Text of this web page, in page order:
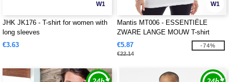
W1
JHK JK176 - T-shirt for women with
long sleeves
€3.63
W1
Mantis MT006 - ESSENTIËLE
ZWARE LANGE MOUW T-shirt
€5.87
€22.14
-74%